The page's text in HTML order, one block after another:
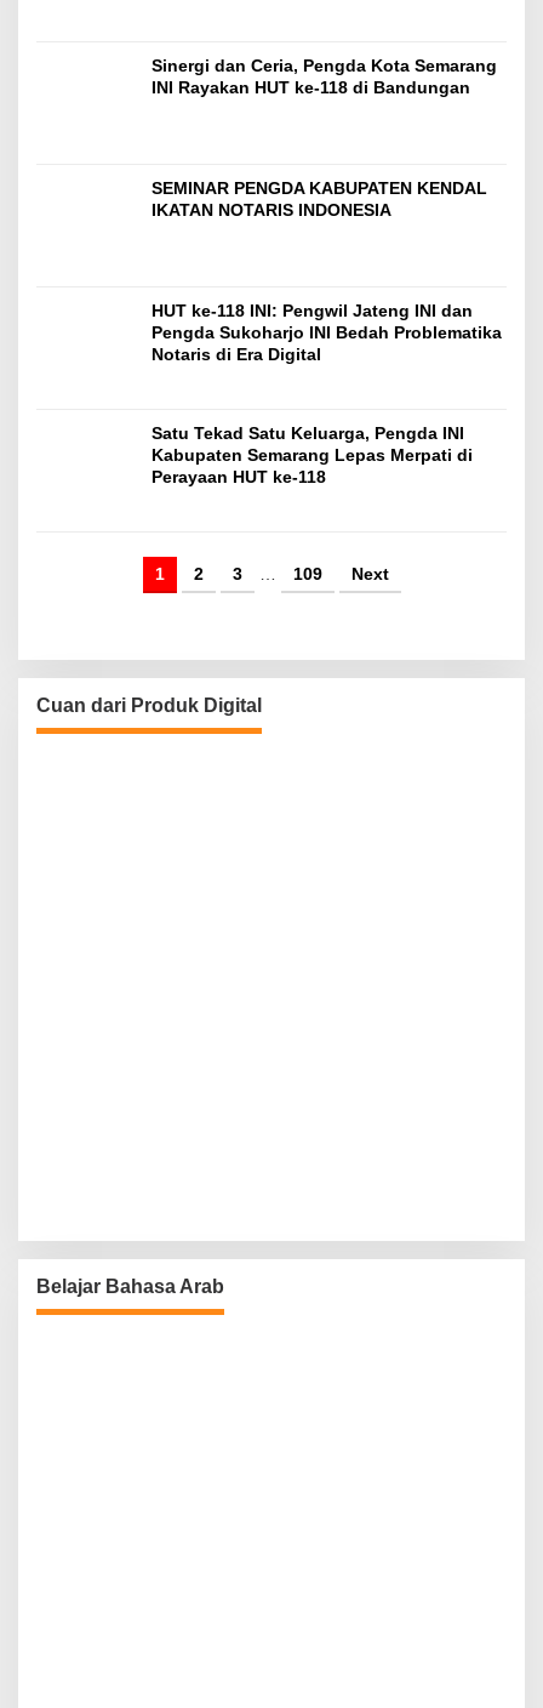
Sinergi dan Ceria, Pengda Kota Semarang
INI Rayakan HUT ke-118 di Bandungan
SEMINAR PENGDA KABUPATEN KENDAL
IKATAN NOTARIS INDONESIA
HUT ke-118 INI: Pengwil Jateng INI dan
Pengda Sukoharjo INI Bedah Problematika
Notaris di Era Digital
Satu Tekad Satu Keluarga, Pengda INI
Kabupaten Semarang Lepas Merpati di
Perayaan HUT ke-118
1 2 3 … 109 Next
Cuan dari Produk Digital
Belajar Bahasa Arab